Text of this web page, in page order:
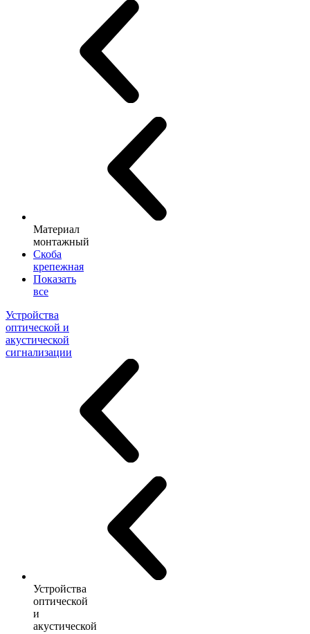
Материал
монтажный
Скоба
крепежная
Показать
все
Устройства
оптической и
акустической
сигнализации
Устройства
оптической
и
акустической